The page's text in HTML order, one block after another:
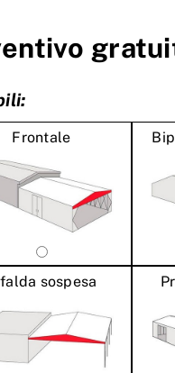
Frontale
sospesa